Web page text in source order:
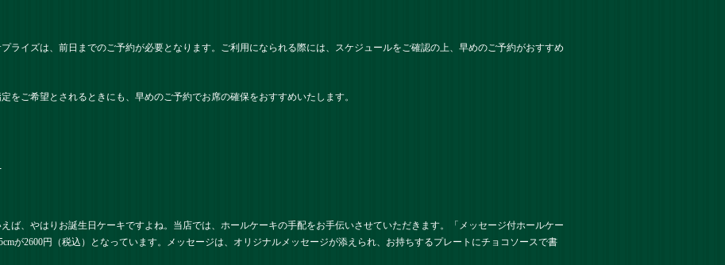
ライズは、前日までのご予約が必要となります。ご利用になられる際には、スケジュールをご確認の上、早めのご予約がおすすめ
をご希望とされるときにも、早めのご予約でお席の確保をおすすめいたします。
ば、やはりお誕生日ケーキですよね。当店では、ホールケーキの手配をお手伝いさせていただきます。「メッセージ付ホールケー
が2600円（税込）となっています。メッセージは、オリジナルメッセージが添えられ、お持ちするプレートにチョコソースで書